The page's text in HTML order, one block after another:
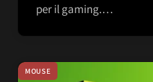
per il gaming.…
MOUSE